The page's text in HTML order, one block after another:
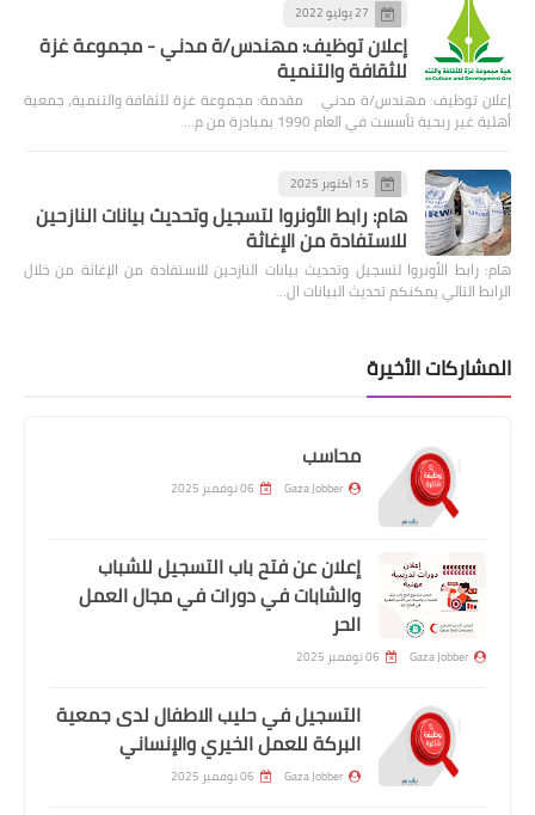
27 يوليو 2022
إعلان توظيف: مهندس/ة مدني - مجموعة غزة
للثقافة والتنمية
إعلان توظيف: مهندس/ة مدني مقدمة: مجموعة غزة للثقافة والتنمية، جمعية
أهلية غير ربحية تأسست في العام 1990 بمبادرة من م…
15 أكتوبر 2025
هام: رابط الأونروا لتسجيل وتحديث بيانات النازحين
للاستفادة من الإغاثة
هام: رابط الأونروا لتسجيل وتحديث بيانات النازحين للاستفادة من الإغاثة من خلال
الرابط التالي يمكنكم تحديث البيانات ال…
المشاركات الأخيرة
محاسب
Gaza Jobber 06 نوفمبر 2025
إعلان عن فتح باب التسجيل للشباب
والشابات في دورات في مجال العمل
الحر
Gaza Jobber 06 نوفمبر 2025
التسجيل في حليب الاطفال لدى جمعية
البركة للعمل الخيري والإنساني
Gaza Jobber 06 نوفمبر 2025